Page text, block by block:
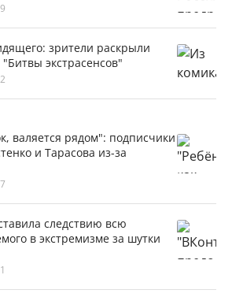
зрители раскрыли
экстрасенсов"
валяется рядом": подписчики
и Тарасова из-за
следствию всю
в экстремизме за шутки